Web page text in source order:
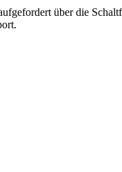
über die